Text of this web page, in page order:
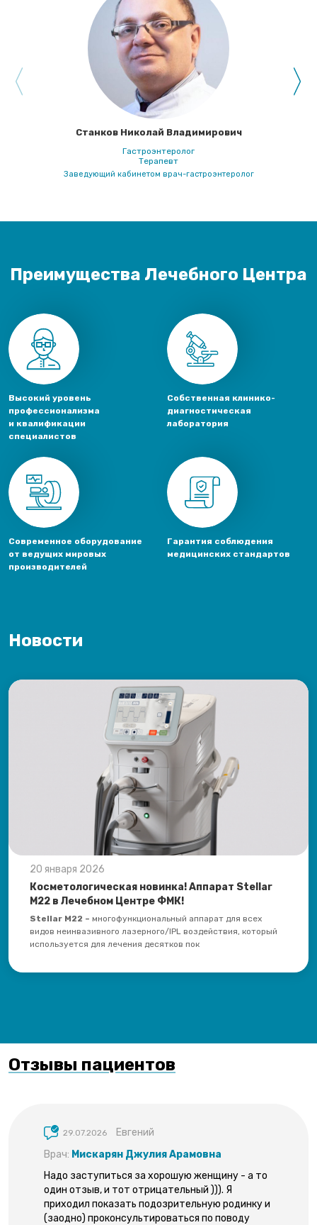
Станков Николай Владимирович
Гастроэнтеролог
Терапевт
Заведующий кабинетом врач-гастроэнтеролог
Преимущества Лечебного Центра
Высокий уровень
профессионализма
и квалификации
специалистов
Собственная клинико-
диагностическая
лаборатория
Современное оборудование
от ведущих мировых
производителей
Гарантия соблюдения
медицинских стандартов
Новости
20 января 2026
Косметологическая новинка! Аппарат Stellar
M22 в Лечебном Центре ФМК!
Stellar M22 – многофункциональный аппарат для всех
видов неинвазивного лазерного/IPL воздействия, который
используется для лечения десятков пок
Отзывы пациентов
29.07.2026
Евгений
Врач: Мискарян Джулия Арамовна
Надо заступиться за хорошую женщину - а то
один отзыв, и тот отрицательный ))). Я
приходил показать подозрительную родинку и
(заодно) проконсультироваться по поводу